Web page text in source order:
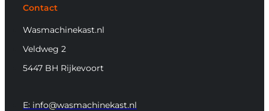
Contact
Wasmachinekast.nl
Veldweg 2
5447 BH Rijkevoort
E: info@wasmachinekast.nl